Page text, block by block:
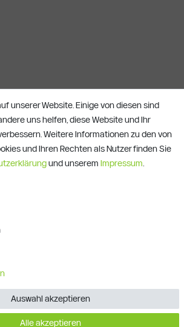
sich inkl. ges. MwSt. und zzgl.
unserer Website. Einige von diesen sind
uns helfen, diese Website und Ihr
Weitere Informationen zu den von
und Ihren Rechten als Nutzer finden Sie
und unserem Impressum
Alle akzeptieren
Auswahl akzeptieren